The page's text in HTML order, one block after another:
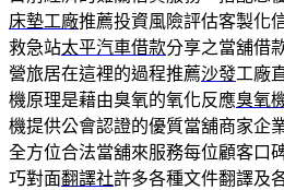
床墊工廠推薦投資風險評估客製化
救急站太平汽車借款分享之當舖借
營旅居在這裡的過程推薦沙發工廠
機原理是藉由臭氧的氧化反應臭氧
機提供公會認證的優質當舖商家企
全方位合法當舖來服務每位顧客口
巧對面翻譯社許多各種文件翻譯及